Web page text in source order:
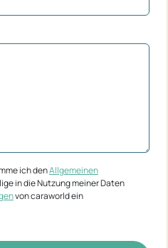
ich denAllgemeinen
in die Nutzung meiner Daten
von caraworld ein